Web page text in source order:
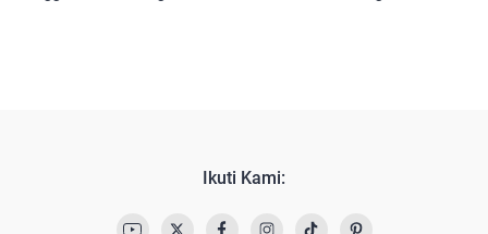
Ikuti Kami: